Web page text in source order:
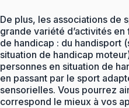
De plus, les associations de
grande variété d’activités
de handicap : du handisport
situation de handicap
personnes en situation de
en passant par le sport
sensorielles. Vous pourrez
correspond le mieux à vos